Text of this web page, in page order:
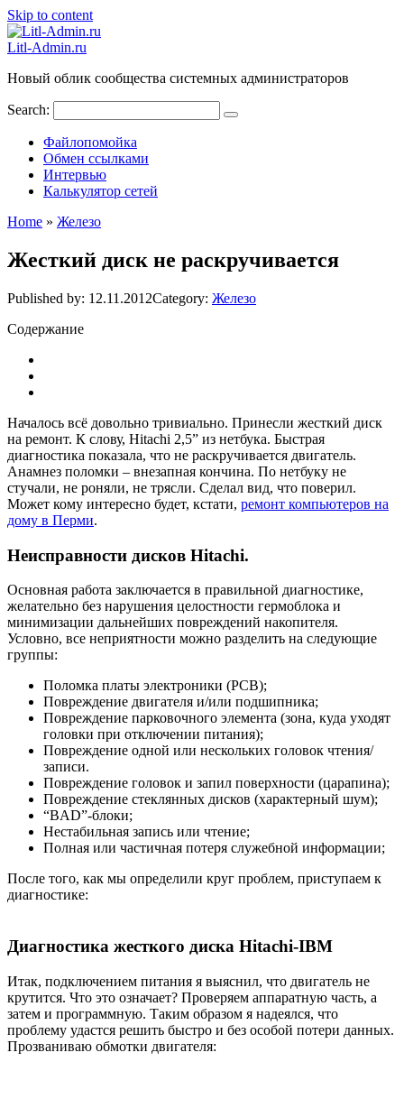
Skip to content
Litl-Admin.ru
Новый облик сообщества системных администраторов
Search:
Файлопомойка
Обмен ссылками
Интервью
Калькулятор сетей
Home » Железо
Жесткий диск не раскручивается
Published by: 12.11.2012Category: Железо
Содержание
Началось всё довольно тривиально. Принесли жесткий диск
на ремонт. К слову, Hitachi 2,5” из нетбука. Быстрая
диагностика показала, что не раскручивается двигатель.
Анамнез поломки – внезапная кончина. По нетбуку не
стучали, не роняли, не трясли. Сделал вид, что поверил.
Может кому интересно будет, кстати, ремонт компьютеров на
дому в Перми.
Неисправности дисков Hitachi.
Основная работа заключается в правильной диагностике,
желательно без нарушения целостности гермоблока и
минимизации дальнейших повреждений накопителя.
Условно, все неприятности можно разделить на следующие
группы:
Поломка платы электроники (PCB);
Повреждение двигателя и/или подшипника;
Повреждение парковочного элемента (зона, куда уходят
головки при отключении питания);
Повреждение одной или нескольких головок чтения/
записи.
Повреждение головок и запил поверхности (царапина);
Повреждение стеклянных дисков (характерный шум);
“BAD”-блоки;
Нестабильная запись или чтение;
Полная или частичная потеря служебной информации;
После того, как мы определили круг проблем, приступаем к
диагностике:
Диагностика жесткого диска Hitachi-IBM
Итак, подключением питания я выяснил, что двигатель не
крутится. Что это означает? Проверяем аппаратную часть, а
затем и программную. Таким образом я надеялся, что
проблему удастся решить быстро и без особой потери данных.
Прозваниваю обмотки двигателя: